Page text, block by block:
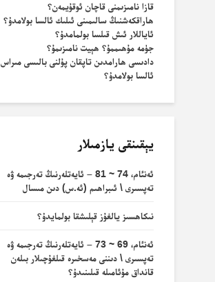
قازا نامىزىمنى قاچان ئوقۇيمەن؟
ھاراقكەشنىڭ سالىمىنى ئىلىك ئالسا بولامدۇ؟
ئاياللار ئىش قىلسا بولمامدۇ؟
جۈمە مۇھىممۇ؟ ھېيت نامىزىمۇ؟
دادىسى ھارامدىن تاپقان پۇلنى بالىسى مىراس
ئالسا بولامدۇ؟
يېقىنقى يازمىلار
ئەنئام، 74 ~ 81 – ئايەتلەرنىڭ تەرجىمە ۋە
تەپسىرى \ ئىبراھىم (ئە.س) دىن مىسال
نىكاھسىز يالغۇز قېلىشقا بولمايدۇ؟
ئەنئام، 69 ~ 73 – ئايەتلەرنىڭ تەرجىمە ۋە
تەپسىرى \ دىننى مەسخىرە قىلغۇچىلار بىلەن
قانداق مۇئامىلە قىلىنىدۇ؟